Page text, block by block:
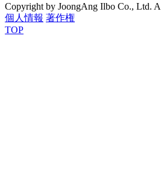
Copyright by JoongAng Ilbo Co., Ltd.
個人情報 著作権
TOP